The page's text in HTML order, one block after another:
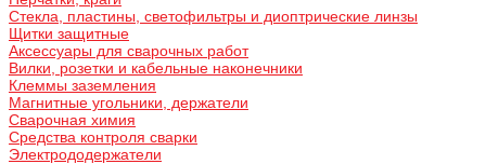
Стекла, пластины, светофильтры и диоптрические линзы
Щитки защитные
Аксессуары для сварочных работ
Вилки, розетки и кабельные наконечники
Клеммы заземления
Магнитные угольники, держатели
Сварочная химия
Средства контроля сварки
Электрододержатели